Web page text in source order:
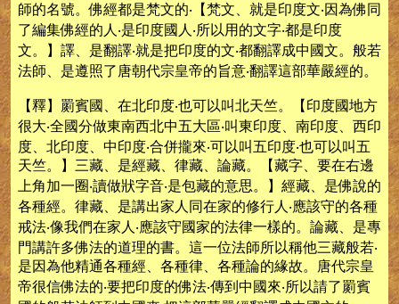
師的名號。佛經都是梵文的‧【梵文、就是印度文‧因為佛同
了編集佛經的人‧是印度國人‧所以用的文字‧都是印度
文。】譯、是翻譯‧就是把印度的文‧都翻譯成中國文。般若
法師、是遵照了唐朝代宗皇帝的旨意‧翻譯這部華嚴經的。
【釋】罽賓國、在北印度‧也可以叫北天竺。【印度國地方
很大‧全國分做東南西北中五大區‧叫東印度、南印度、西印
度、北印度、中印度‧合併攏來‧可以叫五印度‧也可以叫五
天竺。】三藏、是經藏、律藏、論藏。【藏字、要在右邊
上角加一圈‧讀做狀字音‧是包藏的意思。】經藏、是佛說的
各種經。律藏、是講出家人同在家的修行人‧應該守的各種
戒法‧像我們在家人‧應該守國家的法律一樣的。論藏、是專
門講許多佛法的道理的書。這一位法師所以稱他三藏般若‧
是因為他精通各種經、各種律、各種論的緣故。唐代宗皇
帝很信佛法的‧要把印度的佛法‧傳到中國來‧所以請了罽賓